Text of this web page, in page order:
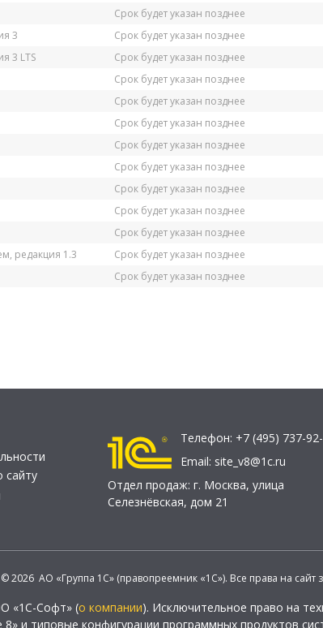
Срок будет указан позднее
3
Срок будет указан позднее
3 LTS
Срок будет указан позднее
Срок будет указан позднее
Срок будет указан позднее
Срок будет указан позднее
Срок будет указан позднее
Срок будет указан позднее
Срок будет указан позднее
Срок будет указан позднее
Срок будет указан позднее
редакция 1.3
Срок будет указан позднее
Срок будет указан позднее
сайту
Телефон: +7 (495) 737-
Email: site_v8@1c.ru
Отдел продаж: г. Москва, улица
Селезнёвская, дом 21
© 2026 АО «Группа 1С» (правопреемник «1С»). Все права на
«1С-Софт» (о компании). Исключительное право на
8» и типовые конфигурации программных продуктов